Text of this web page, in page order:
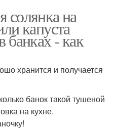
солянка на
капуста
банках - как
хранится и получается
банок такой тушеной
на кухне.